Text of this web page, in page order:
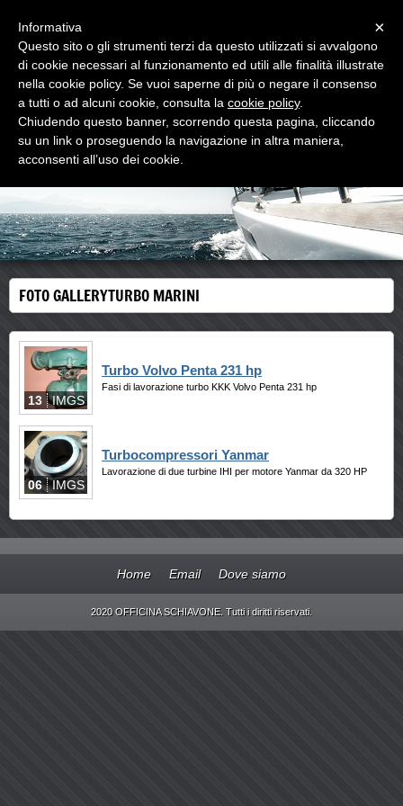
OFFICINA SCHIAVONE
RIPARAZIONI TURBOCOMPRESSORI POMPE ED
INIETTORI DIESEL
FOTO GALLERYTURBO MARINI
13 IMGS
Turbo Volvo Penta 231 hp
Fasi di lavorazione turbo KKK Volvo Penta 231 hp
06 IMGS
Turbocompressori Yanmar
Lavorazione di due turbine IHI per motore Yanmar da 320 HP
Home Email Dove siamo
2020 OFFICINA SCHIAVONE. Tutti i diritti riservati.
×
Informativa
Questo sito o gli strumenti terzi da questo utilizzati si avvalgono
di cookie necessari al funzionamento ed utili alle finalità illustrate
nella cookie policy. Se vuoi saperne di più o negare il consenso
a tutti o ad alcuni cookie, consulta la cookie policy.
Chiudendo questo banner, scorrendo questa pagina, cliccando
su un link o proseguendo la navigazione in altra maniera,
acconsenti all’uso dei cookie.